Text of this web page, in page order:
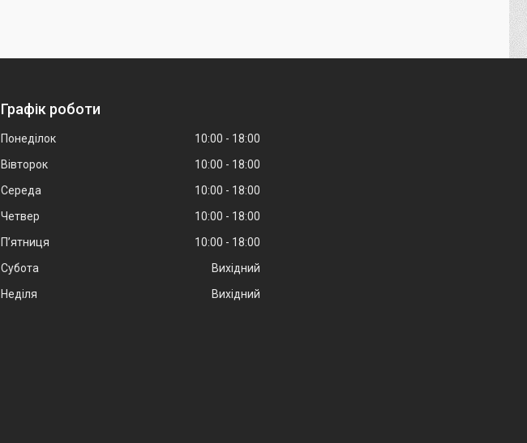
Графік роботи
Понеділок 10:00
18:00
Вівторок
10:00
18:00
Середа
10:00
18:00
Четвер
10:00
18:00
Пʼятниця
10:00
18:00
Субота
Вихідний
Неділя
Вихідний